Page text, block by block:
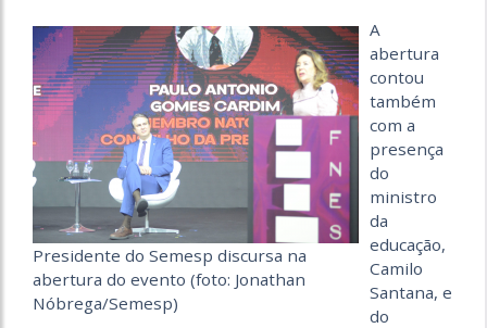
Presidente do Semesp discursa na
abertura do evento (foto: Jonathan
Nóbrega/Semesp)
A
abertura
contou
também
com a
presença
do
ministro
da
educação,
Camilo
Santana, e
do